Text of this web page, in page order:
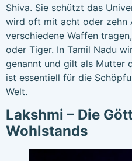
Shiva. Sie schützt das
wird oft mit acht oder zehn
verschiedene Waffen
oder Tiger. In Tamil Nadu
genannt und gilt als Mutter
ist essentiell für die
Welt.
Lakshmi – Die
Wohlstands